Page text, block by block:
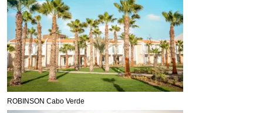
ROBINSON Cabo Verde